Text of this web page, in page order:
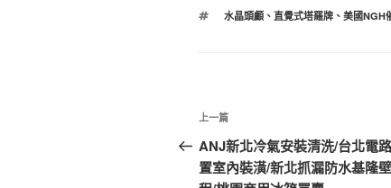
標
水晶頭顱、 直覺式塔羅牌、 美國NGH
文
章
導
上
一
篇
上一篇
ANJ新北冷氣安裝清洗/台北電
置室內裝潢/新北抓漏防水基隆